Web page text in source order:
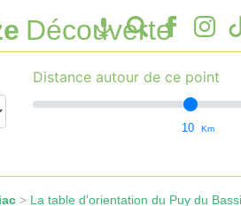
Découverte
Distance autour de ce point
10 Km
> La table d'orientation du Puy du